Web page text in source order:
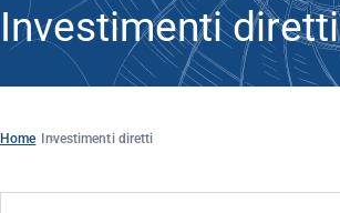
Investimenti diretti
Home Investimenti diretti